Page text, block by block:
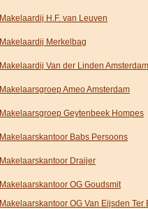
Makelaardij H.F. van Leuven
Makelaardij Merkelbag
Makelaardij Van der Linden Amsterdam
Makelaarsgroep Ameo Amsterdam
Makelaarsgroep Geytenbeek Hompes
Makelaarskantoor Babs Persoons
Makelaarskantoor Draijer
Makelaarskantoor OG Goudsmit
Makelaarskantoor OG Van Eijsden Ter